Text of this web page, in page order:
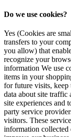
Do we use cookies?
Yes (Cookies are
transfers to your
you allow) that
recognize your
information We use
items in your
for future visits, keep
data about site traffic
site experiences and
party service
visitors. These
information collected